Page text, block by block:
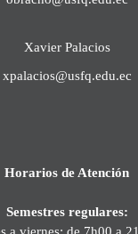
Xavier Palacios
xpalacios@usfq.edu.ec
Horarios de Atención
Semestres regulares:
a viernes: de 7h00 a